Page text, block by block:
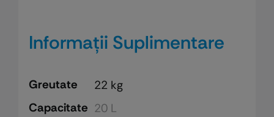
Informații Suplimentare
Greutate
22 kg
Capacitate 20 L